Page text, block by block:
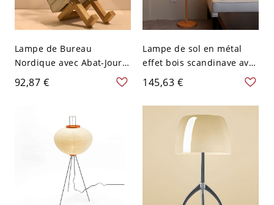
Lampe de Bureau
Nordique avec Abat-Jour
en Tissu Blanc à 1
Lumière Lampe de Table
120 V Blanc A
92,87 €
Lampe de sol en métal
effet bois scandinave avec
abat-jour en lin et
interrupteur à pied - 110
V-120 V Couleur du Bois
145,63 €